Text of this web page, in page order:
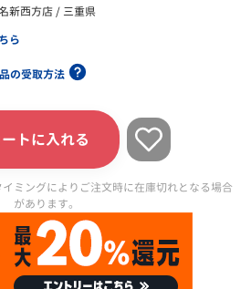
新西方店 / 三重県
ら
の受取方法
トに入れる
ミングによりご注文時に在庫切れとなる場合
があります。